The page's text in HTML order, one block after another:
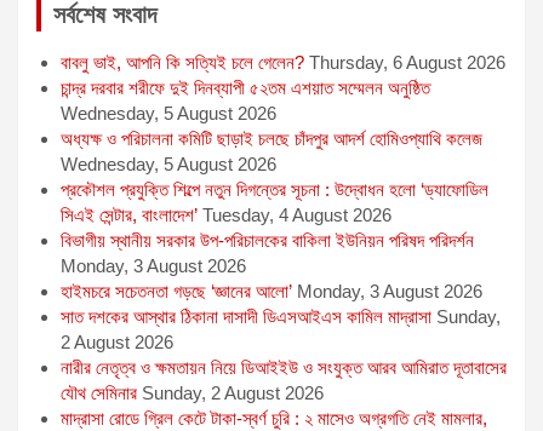
সর্বশেষ সংবাদ
বাবলু ভাই, আপনি কি সত্যিই চলে গেলেন? Thursday, 6 August 2026
চান্দ্র দরবার শরীফে দুই দিনব্যাপী ৫২তম এশয়াত সম্মেলন অনুষ্ঠিত
Wednesday, 5 August 2026
অধ্যক্ষ ও পরিচালনা কমিটি ছাড়াই চলছে চাঁদপুর আদর্শ হোমিওপ্যাথি কলেজ
Wednesday, 5 August 2026
প্রকৌশল প্রযুক্তি শিল্পে নতুন দিগন্তের সূচনা : উদ্বোধন হলো ‘ড্যাফোডিল
সিএই সেন্টার, বাংলাদেশ’ Tuesday, 4 August 2026
বিভাগীয় স্থানীয় সরকার উপ-পরিচালকের বাকিলা ইউনিয়ন পরিষদ পরিদর্শন
Monday, 3 August 2026
হাইমচরে সচেতনতা গড়ছে ‘জ্ঞানের আলো’ Monday, 3 August 2026
সাত দশকের আস্থার ঠিকানা দাসাদী ডিএসআইএস কামিল মাদ্রাসা Sunday,
2 August 2026
নারীর নেতৃত্ব ও ক্ষমতায়ন নিয়ে ডিআইইউ ও সংযুক্ত আরব আমিরাত দূতাবাসের
যৌথ সেমিনার Sunday, 2 August 2026
মাদ্রাসা রোডে গ্রিল কেটে টাকা-স্বর্ণ চুরি : ২ মাসেও অগ্রগতি নেই মামলার,